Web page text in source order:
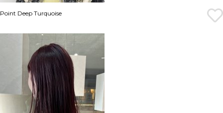
Point Deep Turquoise